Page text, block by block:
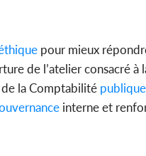
pour mieux
de l’atelier consacré
la Comptabilité publique
interne et